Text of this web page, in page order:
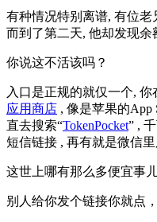
有种情况特别离谱, 有位
而到了第二天, 他却发现余
你说这不活该吗？
入口是正规的就仅一个,
应用商店 , 像是苹果的App
直去搜索“TokenPocket” ,
短信链接 , 再有就是微信里
这世上哪有那么多便宜事
别人给你发个链接你就点